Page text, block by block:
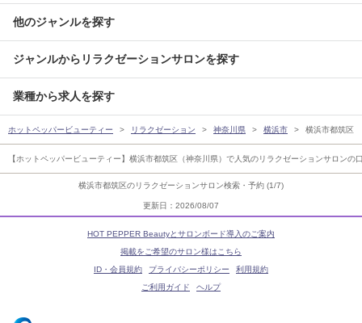
横浜市都筑区のリラクゼーションサロン検索・予約 (1/7)
更新日：2026/08/07
他のジャンルを探す
ジャンルからリラクゼーションサロンを探す
業種から求人を探す
ホットペッパービューティー リラクゼーション 神奈川県 横浜市 横浜市都筑区
【ホットペッパービューティー】横浜市都筑区（神奈川県）で人気のリラクゼーションサロン
HOT PEPPER Beautyとサロンボード導入のご案内
掲載をご希望のサロン様はこちら
ID・会員規約
プライバシーポリシー
利用規約
ご利用ガイド
ヘルプ